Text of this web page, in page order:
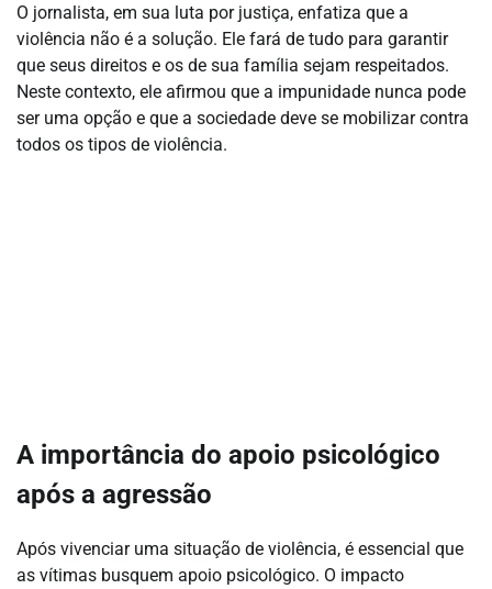
O jornalista, em sua luta por justiça, enfatiza que a
violência não é a solução. Ele fará de tudo para garantir
que seus direitos e os de sua família sejam respeitados.
Neste contexto, ele afirmou que a impunidade nunca pode
ser uma opção e que a sociedade deve se mobilizar contra
todos os tipos de violência.
A importância do apoio psicológico
após a agressão
Após vivenciar uma situação de violência, é essencial que
as vítimas busquem apoio psicológico. O impacto